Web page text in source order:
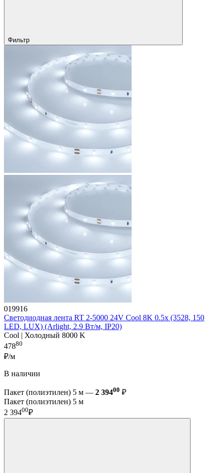
Фильтр
019916
Светодиодная лента RT 2-5000 24V Cool 8K 0.5x (3528, 150
LED, LUX) (Arlight, 2.9 Вт/м, IP20)
Cool | Холодный 8000 K
47880
₽/м
В наличии
Пакет (полиэтилен) 5 м — 2 39400 ₽
Пакет (полиэтилен) 5 м
2 39400₽